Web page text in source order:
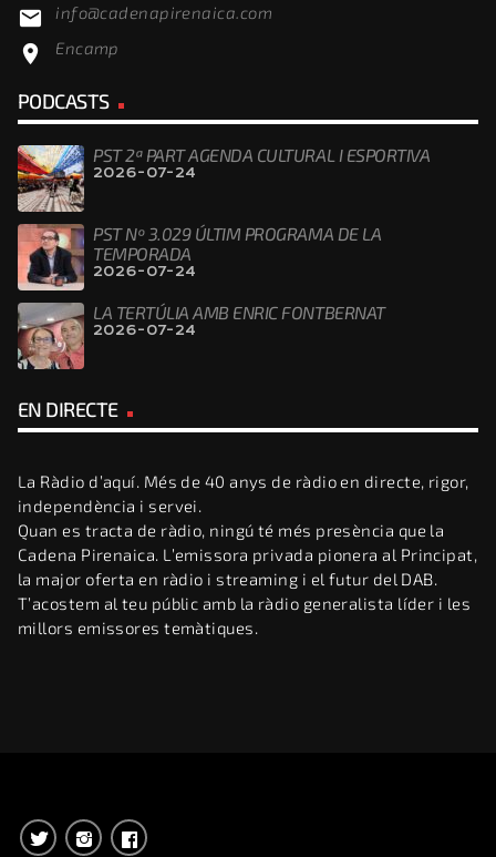
email info@cadenapirenaica.com
location_on Encamp
PODCASTS
PST 2ª PART AGENDA CULTURAL I ESPORTIVA
2026-07-24
PST Nº 3.029 ÚLTIM PROGRAMA DE LA
TEMPORADA
2026-07-24
LA TERTÚLIA AMB ENRIC FONTBERNAT
2026-07-24
EN DIRECTE
La Ràdio d’aquí. Més de 40 anys de ràdio en directe, rigor,
independència i servei.
Quan es tracta de ràdio, ningú té més presència que la
Cadena Pirenaica. L’emissora privada pionera al Principat,
la major oferta en ràdio i streaming i el futur del DAB.
T’acostem al teu públic amb la ràdio generalista líder i les
millors emissores temàtiques.